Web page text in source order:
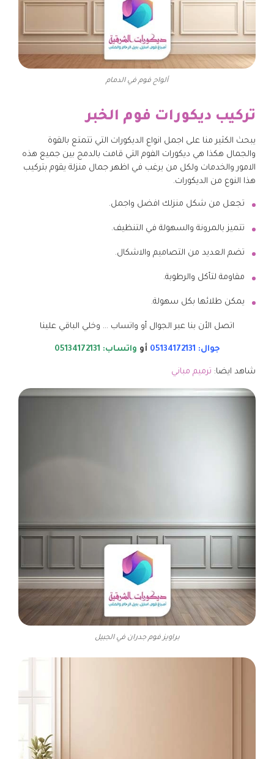
ألواح فوم في الدمام
تركيب ديكورات فوم الخبر
يبحث الكثير منا على اجمل انواع الديكورات التي تتمتع بالقوة
والجمال هكذا هي ديكورات الفوم التي قامت بالدمج بين جميع هذه
الامور والخدمات ولكل من يرغب في اظهر جمال منزلة يقوم بتركيب
هذا النوع من الديكورات.
تجعل من شكل منزلك افضل واجمل.
تتميز بالمرونة والسهولة في التنظيف.
تضم العديد من التصاميم والاشكال.
مقاومة لتأكل والرطوبة.
يمكن طلائها بكل سهولة.
اتصل الأن بنا عبر الجوال أو واتساب … وخلي الباقي علينا
جوال: 05134172131 أو واتساب: 05134172131
شاهد ايضا: ترميم مباني
براويز فوم جدران في الجبيل